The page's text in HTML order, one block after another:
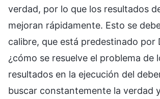
verdad, por lo que los resultados
mejoran rápidamente. Esto se
calibre, que está predestinado por
¿cómo se resuelve el problema de
resultados en la ejecución del
buscar constantemente la verdad